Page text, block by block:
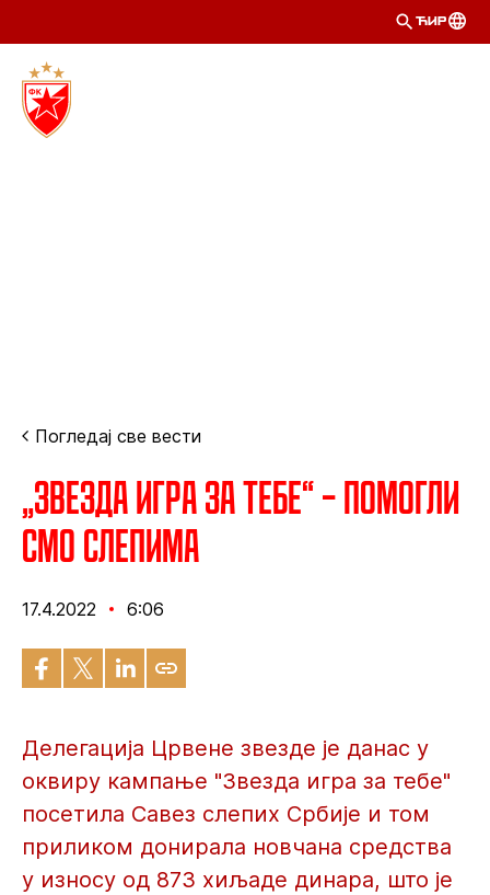
ЋИР
Погледај све вести
„Звезда игра за тебе“ – Помогли
смо слепима
17.4.2022 6:06
Делегација Црвене звезде је данас у
оквиру кампање "Звезда игра за тебе"
посетила Савез слепих Србије и том
приликом донирала новчана средства
у износу од 873 хиљаде динара, што је